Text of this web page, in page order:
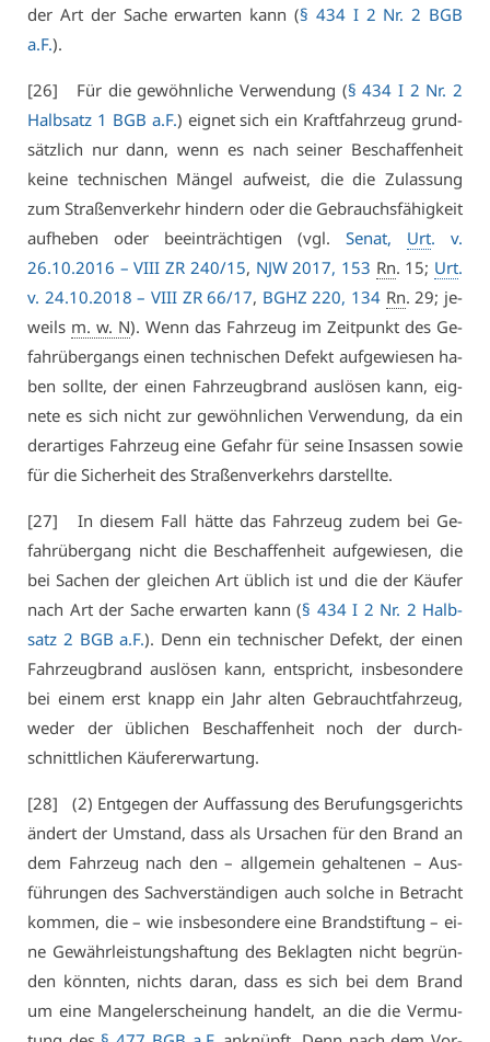
der Art der Sa­che er­war­ten kann (§ 434 I 2 Nr. 2 BGB
a.F.).
[26] Für die ge­wöhn­li­che Ver­wen­dung (§ 434 I 2 Nr. 2
Halb­satz 1 BGB a.F.) eig­net sich ein Kraft­fahr­zeug grund­
sätz­lich nur dann, wenn es nach sei­ner Be­schaf­fen­heit
kei­ne tech­ni­schen Män­gel auf­weist, die die Zu­las­sung
zum Stra­ßen­ver­kehr hin­dern oder die Ge­brauchs­fä­hig­keit
auf­he­ben oder be­ein­träch­ti­gen (vgl. Se­nat, Urt. v.
26.10.2016 –VI­II ZR 240/15, NJW 2017, 153 Rn. 15; Urt.
v. 24.10.2018 – VI­II ZR 66/17, BGHZ 220, 134 Rn. 29; je­
weils m. w. N). Wenn das Fahr­zeug im Zeit­punkt des Ge­
fahr­über­gangs ei­nen tech­ni­schen De­fekt auf­ge­wie­sen ha­
ben soll­te, der ei­nen Fahr­zeug­brand aus­lö­sen kann, eig­
ne­te es sich nicht zur ge­wöhn­li­chen Ver­wen­dung, da ein
der­ar­ti­ges Fahr­zeug ei­ne Ge­fahr für sei­ne In­sas­sen so­wie
für die Si­cher­heit des Stra­ßen­ver­kehrs dar­stell­te.
[27] In die­sem Fall hät­te das Fahr­zeug zu­dem bei Ge­
fahr­über­gang nicht die Be­schaf­fen­heit auf­ge­wie­sen, die
bei Sa­chen der glei­chen Art üb­lich ist und die der Käu­fer
nach Art der Sa­che er­war­ten kann (§ 434 I 2 Nr. 2 Halb­
satz 2 BGB a.F.). Denn ein tech­ni­scher De­fekt, der ei­nen
Fahr­zeug­brand aus­lö­sen kann, ent­spricht, ins­be­son­de­re
bei ei­nem erst knapp ein Jahr al­ten Ge­braucht­fahr­zeug,
we­der der üb­li­chen Be­schaf­fen­heit noch der durch­
schnitt­li­chen Käu­fe­rer­war­tung.
[28] (2) Ent­ge­gen der Auf­fas­sung des Be­ru­fungs­ge­richts
än­dert der Um­stand, dass als Ur­sa­chen für den Brand an
dem Fahr­zeug nach den – all­ge­mein ge­hal­te­nen – Aus­
füh­run­gen des Sach­ver­stän­di­gen auch sol­che in Be­tracht
kom­men, die – wie ins­be­son­de­re ei­ne Brand­stif­tung – ei­
ne Ge­währ­leis­tungs­haf­tung des Be­klag­ten nicht be­grün­
den könn­ten, nichts dar­an, dass es sich bei dem Brand
um ei­ne Man­gel­er­schei­nung han­delt, an die die Ver­mu­